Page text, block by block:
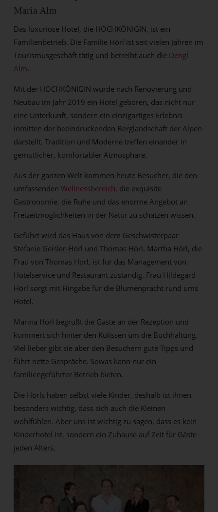
Maria Alm
Das luxuriöse Hotel, die HOCHKÖNIGIN, ist ein
Familienbetrieb. Die Familie Hörl ist seit vielen Jahren im
Tourismusgeschäft tätig und betreibt auch die Dengl
Alm.
Mit der HOCHKÖNIGIN wurde nach Renovierung und
Neubau im Jahr 2019 ein Hotel geboren, das nicht nur
eine Unterkunft, sondern ein einzigartiges Erlebnis
inmitten der beeindruckenden Berglandschaft der Alpen
darstellt. Tradition und Moderne treffen einander in
gemütlicher, komfortabler Atmosphäre.
Aus der ganzen Welt kommen heute Besucher, die den
umfassendenWellnessbereich, die exquisite
Gastronomie, die Ruhe und das enorme Angebot an
Freizeitmöglichkeiten in der Natur zu schätzen wissen.
Geführt wird das Haus von dem Geschwisterpaar
Stefanie Geisler-Hörl und Thomas Hörl. Martha Hörl, die
Frau von Thomas Hörl, ist für das Management von
Hotelservice und Restaurant zuständig. Frau Hildegard
Hörl sorgt mit Hingabe für die Blumenpracht rund ums
Hotel.
Marina Hörl begrüßt die Gäste an der Rezeption und
kümmert sich hinter den Kulissen um die Buchhaltung.
Viel lieber gibt sie aber den Besuchern gute Tipps und
führt nette Gespräche. Sowas kann nur ein
familiengeführter Betrieb bieten.
Die Hörls haben selbst viele Kinder, deshalb ist ihnen
besonders wichtig, dass sich auch die Kleinen
wohlfühlen. Aber uns ist wichtig zu sagen, dass es kein
Kinderhotel ist, sondern ein Zuhause auf Zeit für Gäste
jeden Alters.